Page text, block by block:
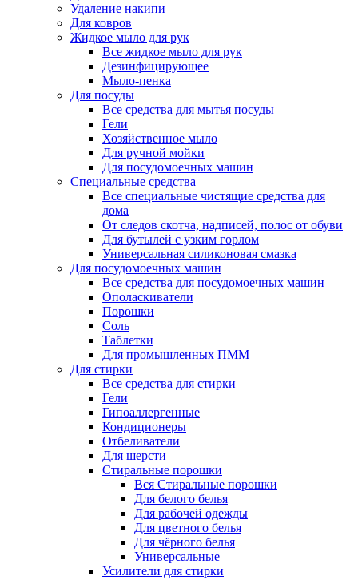
Удаление накипи
Для ковров
Жидкое мыло для рук
Все жидкое мыло для рук
Дезинфицирующее
Мыло-пенка
Для посуды
Все средства для мытья посуды
Гели
Хозяйственное мыло
Для ручной мойки
Для посудомоечных машин
Специальные средства
Все специальные чистящие средства для
дома
От следов скотча, надписей, полос от обуви
Для бутылей с узким горлом
Универсальная силиконовая смазка
Для посудомоечных машин
Все средства для посудомоечных машин
Ополаскиватели
Порошки
Соль
Таблетки
Для промышленных ПММ
Для стирки
Все средства для стирки
Гели
Гипоаллергенные
Кондиционеры
Отбеливатели
Для шерсти
Стиральные порошки
Вся Стиральные порошки
Для белого белья
Для рабочей одежды
Для цветного белья
Для чёрного белья
Универсальные
Усилители для стирки